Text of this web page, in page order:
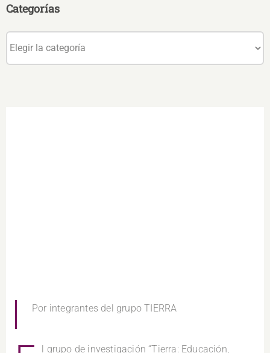
Por integrantes del grupo TIERRA
l grupo de investigación “Tierra: Educación,
Categorías